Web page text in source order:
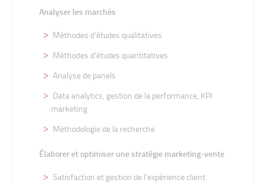
Analyser les marchés
Méthodes d’études qualitatives
Méthodes d’études quantitatives
Analyse de panels
Data analytics, gestion de la performance, KPI
marketing
Méthodologie de la recherche
Élaborer et optimiser une stratégie marketing-vente
Satisfaction et gestion de l’expérience client